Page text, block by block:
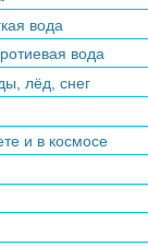
вода
вода
лёд, снег
и в космосе